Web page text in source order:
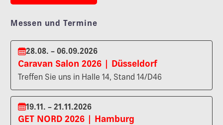
Messen und Termine
28.08. – 06.09.2026
Caravan Salon 2026 | Düsseldorf
Treffen Sie uns in Halle 14, Stand 14/D46
19.11. – 21.11.2026
GET NORD 2026 | Hamburg